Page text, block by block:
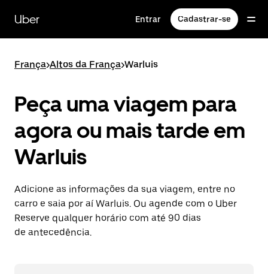
para
conteúdo
Uber Entrar Cadastrar-se
França>Altos da França>Warluis
Peça uma viagem para
agora ou mais tarde em
Warluis
Adicione as informações da sua viagem, entre no
carro e saia por aí Warluis. Ou agende com o Uber
Reserve qualquer horário com até 90 dias
de antecedência.